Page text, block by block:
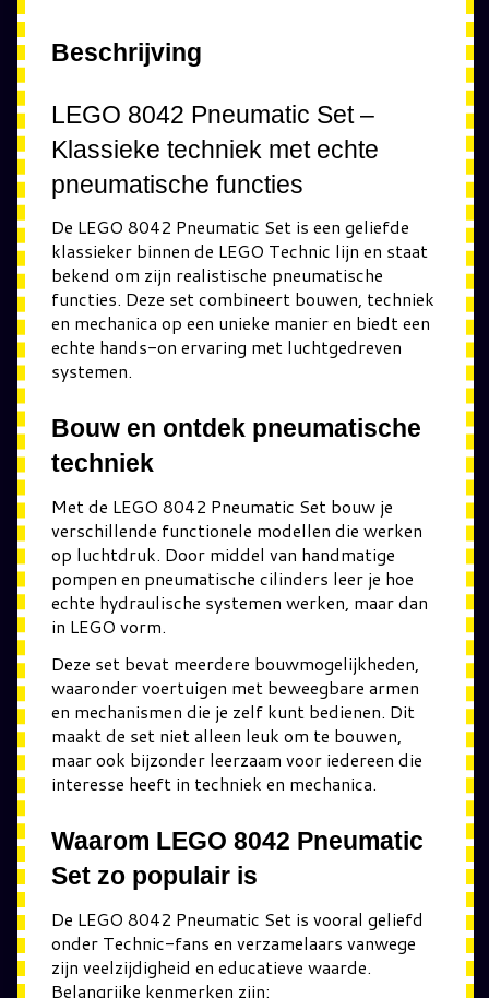
Beschrijving
LEGO 8042 Pneumatic Set –
Klassieke techniek met echte
pneumatische functies
De LEGO 8042 Pneumatic Set is een geliefde
klassieker binnen de LEGO Technic lijn en staat
bekend om zijn realistische pneumatische
functies. Deze set combineert bouwen, techniek
en mechanica op een unieke manier en biedt een
echte hands-on ervaring met luchtgedreven
systemen.
Bouw en ontdek pneumatische
techniek
Met de LEGO 8042 Pneumatic Set bouw je
verschillende functionele modellen die werken
op luchtdruk. Door middel van handmatige
pompen en pneumatische cilinders leer je hoe
echte hydraulische systemen werken, maar dan
in LEGO vorm.
Deze set bevat meerdere bouwmogelijkheden,
waaronder voertuigen met beweegbare armen
en mechanismen die je zelf kunt bedienen. Dit
maakt de set niet alleen leuk om te bouwen,
maar ook bijzonder leerzaam voor iedereen die
interesse heeft in techniek en mechanica.
Waarom LEGO 8042 Pneumatic
Set zo populair is
De LEGO 8042 Pneumatic Set is vooral geliefd
onder Technic-fans en verzamelaars vanwege
zijn veelzijdigheid en educatieve waarde.
Belangrijke kenmerken zijn: